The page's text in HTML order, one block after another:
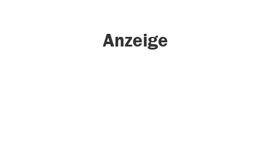
Anzeige